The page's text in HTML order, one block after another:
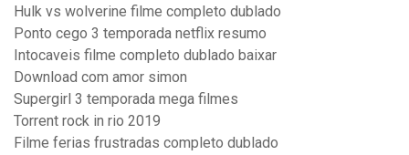
Hulk vs wolverine filme completo dublado
Ponto cego 3 temporada netflix resumo
Intocaveis filme completo dublado baixar
Download com amor simon
Supergirl 3 temporada mega filmes
Torrent rock in rio 2019
Filme ferias frustradas completo dublado